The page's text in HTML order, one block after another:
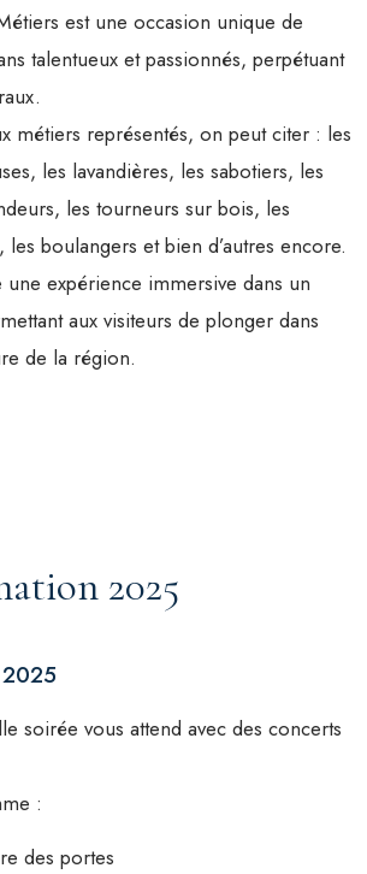
est une occasion unique de
talentueux et passionnés, perpétuant
métiers représentés, on peut citer : les
les lavandières, les sabotiers, les
les tourneurs sur bois, les
boulangers et bien d’autres encore.
expérience immersive dans un
aux visiteurs de plonger dans
de la région.
2025
soirée vous attend avec des concerts
:
des portes